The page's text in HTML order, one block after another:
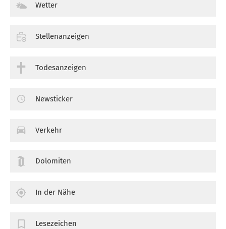
Wetter
Stellenanzeigen
Todesanzeigen
Newsticker
Verkehr
Dolomiten
In der Nähe
Lesezeichen